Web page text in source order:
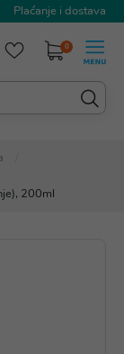
Plaćanje i dostava
0
200ml